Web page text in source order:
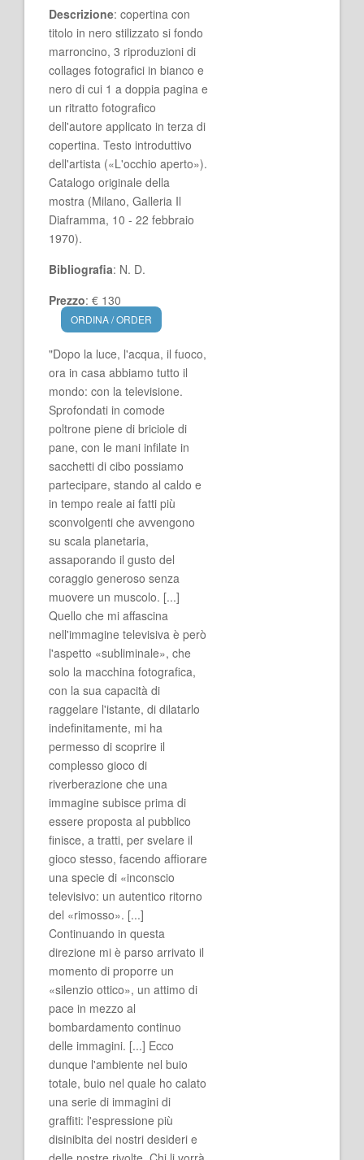
Descrizione: copertina con
titolo in nero stilizzato si fondo
marroncino, 3 riproduzioni di
collages fotografici in bianco e
nero di cui 1 a doppia pagina e
un ritratto fotografico
dell'autore applicato in terza di
copertina. Testo introduttivo
dell'artista («L'occhio aperto»).
Catalogo originale della
mostra (Milano, Galleria Il
Diaframma, 10 - 22 febbraio
1970).
Bibliografia: N. D.
Prezzo: € 130
ORDINA / ORDER
"Dopo la luce, l'acqua, il fuoco,
ora in casa abbiamo tutto il
mondo: con la televisione.
Sprofondati in comode
poltrone piene di briciole di
pane, con le mani infilate in
sacchetti di cibo possiamo
partecipare, stando al caldo e
in tempo reale ai fatti più
sconvolgenti che avvengono
su scala planetaria,
assaporando il gusto del
coraggio generoso senza
muovere un muscolo. [...]
Quello che mi affascina
nell'immagine televisiva è però
l'aspetto «subliminale», che
solo la macchina fotografica,
con la sua capacità di
raggelare l'istante, di dilatarlo
indefinitamente, mi ha
permesso di scoprire il
complesso gioco di
riverberazione che una
immagine subisce prima di
essere proposta al pubblico
finisce, a tratti, per svelare il
gioco stesso, facendo affiorare
una specie di «inconscio
televisivo: un autentico ritorno
del «rimosso». [...]
Continuando in questa
direzione mi è parso arrivato il
momento di proporre un
«silenzio ottico», un attimo di
pace in mezzo al
bombardamento continuo
delle immagini. [...] Ecco
dunque l'ambiente nel buio
totale, buio nel quale ho calato
una serie di immagini di
graffiti: l'espressione più
disinibita dei nostri desideri e